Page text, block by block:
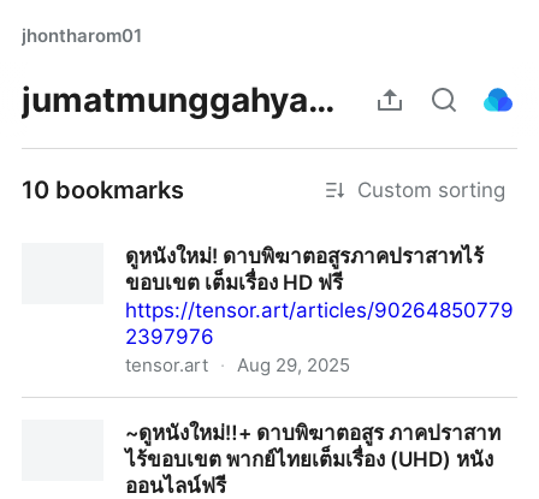
jhontharom01
jumatmunggahyahlah
10 bookmarks Custom sorting
ดูหนังใหม่! ดาบพิฆาตอสูรภาคปราสาทไร้
ขอบเขต เต็มเรื่อง HD ฟรี
https://tensor.art/articles/90264850779
2397976
tensor.art · Aug 29, 2025
~ดูหนังใหม่‼️+ ดาบพิฆาตอสูร ภาคปราสาท
ไร้ขอบเขต พากย์ไทยเต็มเรื่อง (UHD) หนัง
ออนไลน์ฟรี